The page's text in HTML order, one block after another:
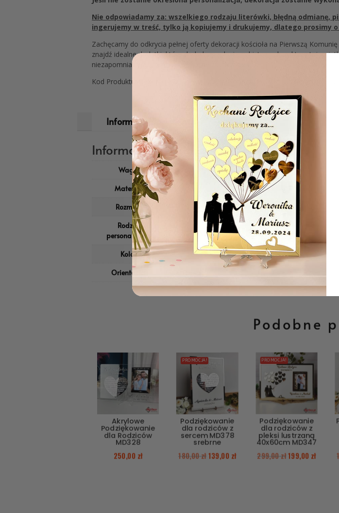
Nie odpowiadamy za: wszelkiego rodzaju literówki, błędną
ingerujemy w treść, tylko ją kopiujemy i drukujemy, dlatego prosimy
Zachęcamy do odkrycia pełnej oferty dekoracji kościoła na Pierwszą
znajdź idealne dodatki, które dodadzą uroku i osobistego charakteru tej
niezapomniane wspomnienia dla dzieci i ich rodzin.
Kod Produktu: Dekoracje Kościoła Ozdoby Komunijne Ryba z imieniem
Informacje dodatkowe
Informacje dodatkowe
Waga
0,50 kg
Materiał
HDF
Rozmiar
Rodzaj
personalizacji
Drukowane
Kolor Czarny,Niebieski
Orientacja
Podobne
Akrylowe
Podziękowanie
dla Rodziców
MD328
250,00 zł
PROMOCJA!
Podziękowanie
dla rodziców z
sercem MD378
srebrne
180,00 zł139,00 zł
PROMOCJA!
Podziękowanie
dla rodziców z
pleksi lustrzaną
40x60cm MD347
299,00 zł199,00 zł